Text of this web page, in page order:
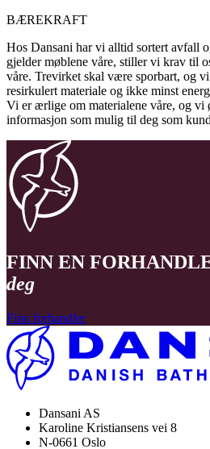
BÆREKRAFT
Hos Dansani har vi alltid sortert avfall
gjelder møblene våre, stiller vi krav til
våre. Trevirket skal være sporbart, og
resirkulert materiale og ikke minst
Vi er ærlige om materialene våre, og vi
informasjon som mulig til deg som
FINN EN
deg
Finn forhandler
Dansani AS
Karoline Kristiansens vei 8
N-0661 Oslo